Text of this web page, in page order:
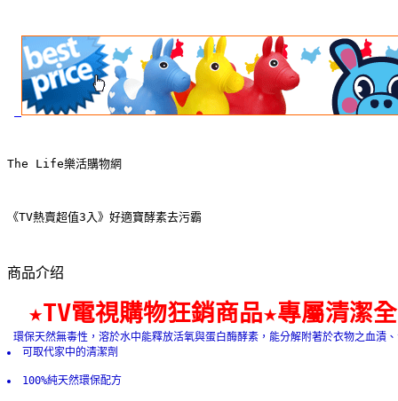
The Life樂活購物網
《TV熱賣超值3入》好適寶酵素去污霸
商品介绍
★TV電視購物狂銷商品★專屬清潔
環保天然無毒性，溶於水中能釋放活氧與蛋白酶酵素，能分解附著於衣物之血
可取代家中的清潔劑
100%純天然環保配方